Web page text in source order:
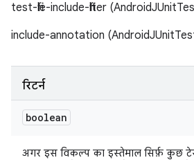
test-file-include-filter
include-annotation
रिटर्न
boolean
अगर इस विकल्प का इस्तेमाल सिर्फ़ कुछ